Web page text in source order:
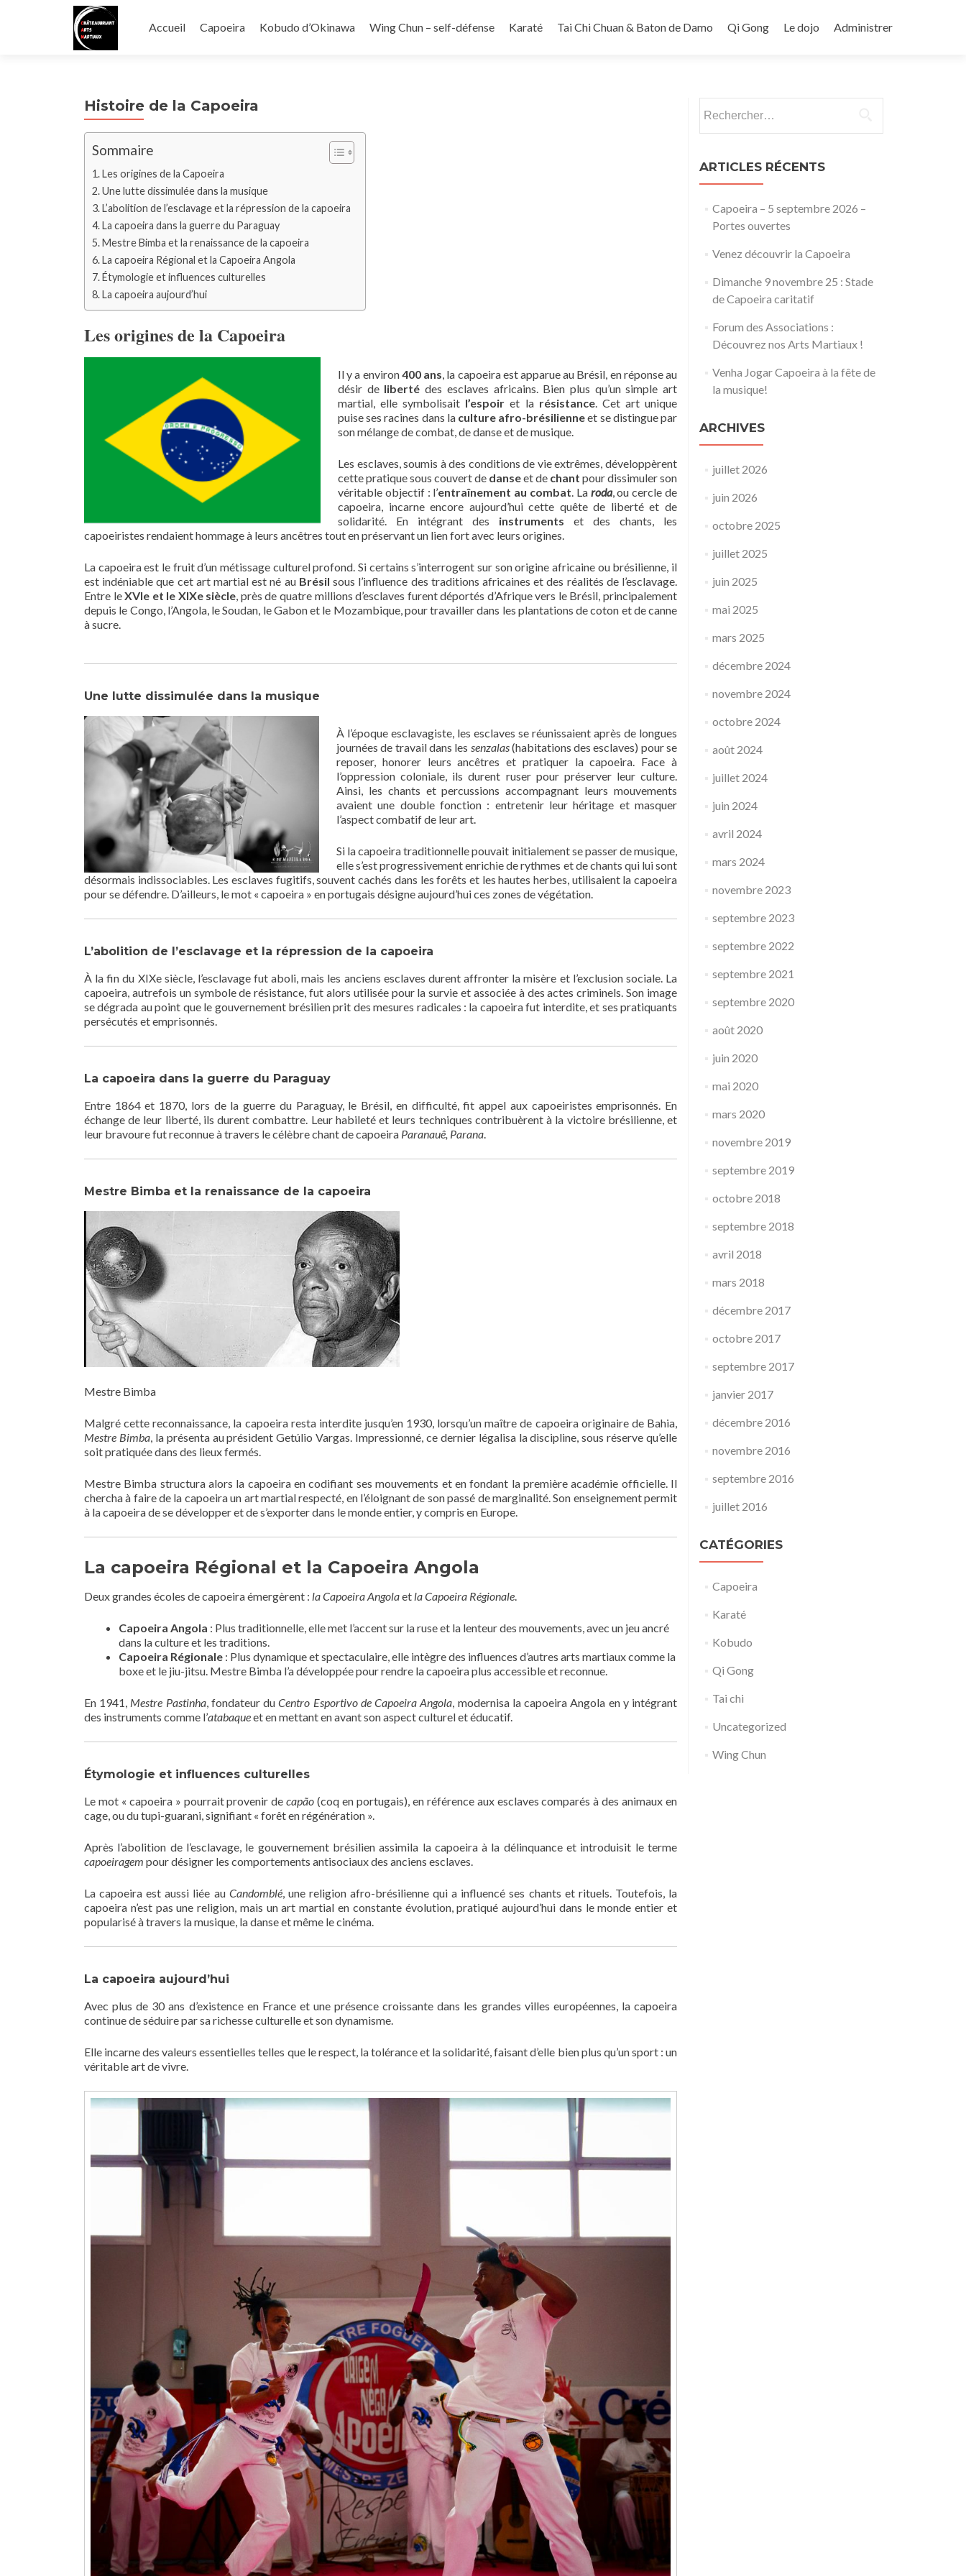
au
Accueil Capoeira Kobudo d’Okinawa Wing Chun – self-défense Karaté Tai Chi Chuan & Baton de Damo Qi Gong Le dojo Administrer
Histoire de la Capoeira
Sommaire
Les origines de la Capoeira
Une lutte dissimulée dans la musique
L’abolition de l’esclavage et la répression de la capoeira
La capoeira dans la guerre du Paraguay
Mestre Bimba et la renaissance de la capoeira
La capoeira Régional et la Capoeira Angola
Étymologie et influences culturelles
La capoeira aujourd’hui
Les origines de la Capoeira
Il y a environ400 ans, la capoeira est apparue au Brésil, en réponse au
désir de liberté des esclaves africains. Bien plus qu’un simple art
martial, elle symbolisait l’espoir et la résistance. Cet art unique
puise ses racines dans la culture afro-brésilienneet se distingue par
son mélange de combat, de danse et de musique.
Les esclaves, soumis à des conditions de vie extrêmes, développèrent
cette pratique sous couvert de danseet de chant pour dissimuler son
véritable objectif : l’entraînement au combat. La roda, ou cercle de
capoeira, incarne encore aujourd’hui cette quête de liberté et de
solidarité. En intégrant des instruments et des chants, les
capoeiristes rendaient hommage à leurs ancêtres tout en préservant un lien fort avec leurs origines.
La capoeira est le fruit d’un métissage culturel profond. Si certains s’interrogent sur son origine africaine ou brésilienne, il
est indéniable que cet art martial est né au Brésil sous l’influence des traditions africaines et des réalités de l’esclavage.
Entre leXVIe et le XIXe siècle, près de quatre millions d’esclaves furent déportés d’Afrique vers le Brésil, principalement
depuis le Congo, l’Angola, le Soudan, le Gabon et le Mozambique, pour travailler dans les plantations de coton et de canne
à sucre.
Une lutte dissimulée dans la musique
À l’époque esclavagiste, les esclaves se réunissaient après de longues
journées de travail dans les senzalas(habitations des esclaves) pour se
reposer, honorer leurs ancêtres et pratiquer la capoeira. Face à
l’oppression coloniale, ils durent ruser pour préserver leur culture.
Ainsi, les chants et percussions accompagnant leurs mouvements
avaient une double fonction : entretenir leur héritage et masquer
l’aspect combatif de leur art.
Si la capoeira traditionnelle pouvait initialement se passer de musique,
elle s’est progressivement enrichie de rythmes et de chants qui lui sont
désormais indissociables. Les esclaves fugitifs, souvent cachés dans les forêts et les hautes herbes, utilisaient la capoeira
pour se défendre. D’ailleurs, le mot « capoeira » en portugais désigne aujourd’hui ces zones de végétation.
L’abolition de l’esclavage et la répression de la capoeira
À la fin du XIXe siècle, l’esclavage fut aboli, mais les anciens esclaves durent affronter la misère et l’exclusion sociale. La
capoeira, autrefois un symbole de résistance, fut alors utilisée pour la survie et associée à des actes criminels. Son image
se dégrada au point que le gouvernement brésilien prit des mesures radicales : la capoeira fut interdite, et ses pratiquants
persécutés et emprisonnés.
La capoeira dans la guerre du Paraguay
Entre 1864 et 1870, lors de la guerre du Paraguay, le Brésil, en difficulté, fit appel aux capoeiristes emprisonnés. En
échange de leur liberté, ils durent combattre. Leur habileté et leurs techniques contribuèrent à la victoire brésilienne, et
leur bravoure fut reconnue à travers le célèbre chant de capoeira Paranauê, Parana.
Mestre Bimba et la renaissance de la capoeira
Mestre Bimba
Malgré cette reconnaissance, la capoeira resta interdite jusqu’en 1930, lorsqu’un maître de capoeira originaire de Bahia,
Mestre Bimba, la présenta au président Getúlio Vargas. Impressionné, ce dernier légalisa la discipline, sous réserve qu’elle
soit pratiquée dans des lieux fermés.
Mestre Bimba structura alors la capoeira en codifiant ses mouvements et en fondant la première académie officielle. Il
chercha à faire de la capoeira un art martial respecté, en l’éloignant de son passé de marginalité. Son enseignement permit
à la capoeira de se développer et de s’exporter dans le monde entier, y compris en Europe.
La capoeira Régional et la Capoeira Angola
Deux grandes écoles de capoeira émergèrent : la Capoeira Angolaet la Capoeira Régionale
Capoeira Angola : Plus traditionnelle, elle met l’accent sur la ruse et la lenteur des mouvements, avec un jeu ancré
dans la culture et les traditions.
Capoeira Régionale : Plus dynamique et spectaculaire, elle intègre des influences d’autres arts martiaux comme la
boxe et le jiu-jitsu. Mestre Bimba l’a développée pour rendre la capoeira plus accessible et reconnue.
En 1941, Mestre Pastinha, fondateur duCentro Esportivo de Capoeira Angola , modernisa la capoeira Angola en y intégrant
des instruments comme l’atabaqueet en mettant en avant son aspect culturel et éducatif.
Étymologie et influences culturelles
Le mot « capoeira » pourrait provenir decapão (coq en portugais), en référence aux esclaves comparés à des animaux en
cage, ou du tupi-guarani, signifiant « forêt en régénération ».
Après l’abolition de l’esclavage, le gouvernement brésilien assimila la capoeira à la délinquance et introduisit le terme
capoeiragem pour désigner les comportements antisociaux des anciens esclaves.
La capoeira est aussi liée au Candomblé, une religion afro-brésilienne qui a influencé ses chants et rituels. Toutefois, la
capoeira n’est pas une religion, mais un art martial en constante évolution, pratiqué aujourd’hui dans le monde entier et
popularisé à travers la musique, la danse et même le cinéma.
La capoeira aujourd’hui
Avec plus de 30 ans d’existence en France et une présence croissante dans les grandes villes européennes, la capoeira
continue de séduire par sa richesse culturelle et son dynamisme.
Elle incarne des valeurs essentielles telles que le respect, la tolérance et la solidarité, faisant d’elle bien plus qu’un sport : un
véritable art de vivre.
ARTICLES RÉCENTS
Capoeira – 5 septembre 2026 –
Portes ouvertes
Venez découvrir la Capoeira
Dimanche 9 novembre 25 : Stade
de Capoeira caritatif
Forum des Associations :
Découvrez nos Arts Martiaux !
Venha Jogar Capoeira à la fête de
la musique!
ARCHIVES
juillet 2026
juin 2026
octobre 2025
juillet 2025
juin 2025
mai 2025
mars 2025
décembre 2024
novembre 2024
octobre 2024
août 2024
juillet 2024
juin 2024
avril 2024
mars 2024
novembre 2023
septembre 2023
septembre 2022
septembre 2021
septembre 2020
août 2020
juin 2020
mai 2020
mars 2020
novembre 2019
septembre 2019
octobre 2018
septembre 2018
avril 2018
mars 2018
décembre 2017
octobre 2017
septembre 2017
janvier 2017
décembre 2016
novembre 2016
septembre 2016
juillet 2016
CATÉGORIES
Capoeira
Karaté
Kobudo
Qi Gong
Tai chi
Uncategorized
Wing Chun